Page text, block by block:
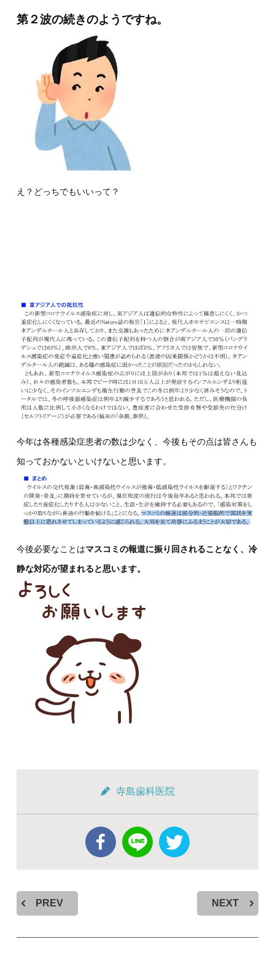
第２波の続きのようですね。
え？どっちでもいいって？
今年は各種感染症患者の数は少なく、今後もその点は皆さんも
知っておかないといけないと思います。
今後必要なことはマスコミの報道に振り回されることなく、冷
静な対応が望まれると思います。
寺島歯科医院
PREV NEXT